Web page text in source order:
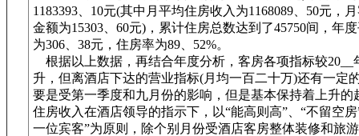
1183393、10元(其中月平均住房收入为1168089、50元，
金额为15303、60元)，累计住房总数达到了45750间，年
为306、38元，住房率为89、52%。
根据以上数据，再结合年度分析，客房各项指标较20__
升，但离酒店下达的营业指标(月均一百二十万)还有一定
要是受第一季度和九月份的影响，但是基本保持着上升的
住房收入在酒店领导的指示下，以“能高则高”、“不留空
一位宾客”为原则，除个别月份受酒店客房整体装修和旅